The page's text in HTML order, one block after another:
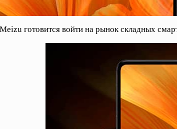
готовится войти на рынок складных